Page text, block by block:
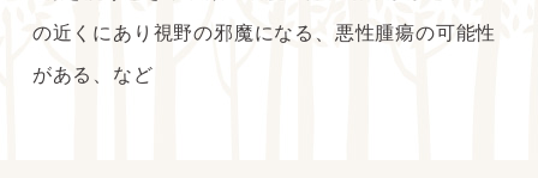
の近くにあり視野の邪魔になる、悪性腫瘍の可能性
がある、など